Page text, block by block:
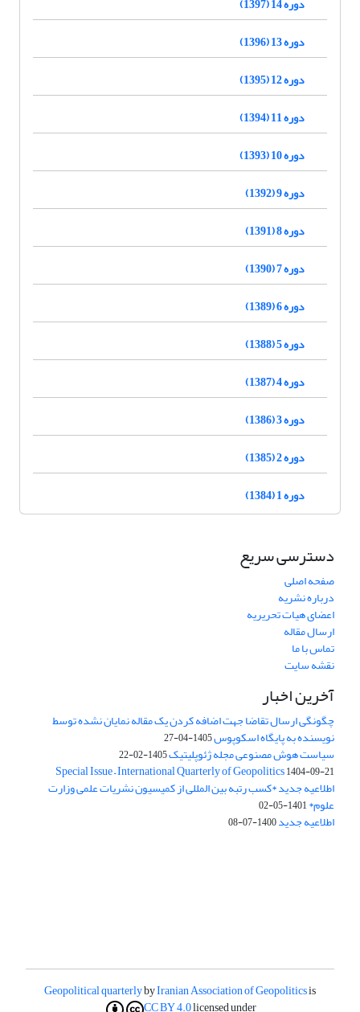
دوره 13 (1396)
دوره 12 (1395)
دوره 11 (1394)
دوره 10 (1393)
دوره 9 (1392)
دوره 8 (1391)
دوره 7 (1390)
دوره 6 (1389)
دوره 5 (1388)
دوره 4 (1387)
دوره 3 (1386)
دوره 2 (1385)
دوره 1 (1384)
دسترسی سریع
صفحه اصلی
درباره نشریه
اعضای هیات تحریریه
ارسال مقاله
تماس با ما
نقشه سایت
آخرین اخبار
چگونگی ارسال تقاضا جهت اضافه کردن یک مقاله نمایان نشده توسط
نویسنده به پایگاه اسکوپوس1405-04-27
سیاست هوش مصنوعی مجله ژئوپلیتیک1405-02-22
Special Issue – International Quarterly of Geopolitics1404-09-21
اطلاعیه جدید *کسب رتبه بین المللی از کمیسیون نشریات علمی وزارت
علوم*1401-05-02
اطلاعیه جدید1400-07-08
Geopolitical quarterlybyIranian Association of Geopoliticsis
licensed under
CC BY 4.0